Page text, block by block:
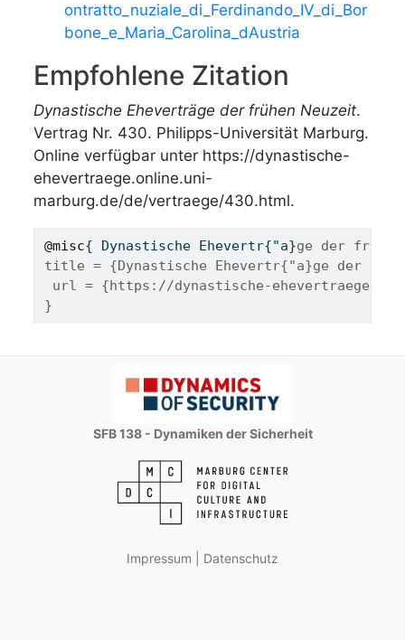
ontratto_nuziale_di_Ferdinando_IV_di_Bor
bone_e_Maria_Carolina_dAustria
Empfohlene Zitation
Dynastische Eheverträge der frühen Neuzeit.
Vertrag Nr. 430. Philipps-Universität Marburg.
Online verfügbar unter https://dynastische-
ehevertraege.online.uni-
marburg.de/de/vertraege/430.html.
@misc{ Dynastische Ehevertr{"a}ge der
title = {Dynastische Ehevertr{"a}ge der
url = {https://dynastische-
}
SFB 138 - Dynamiken der Sicherheit
Impressum Datenschutz